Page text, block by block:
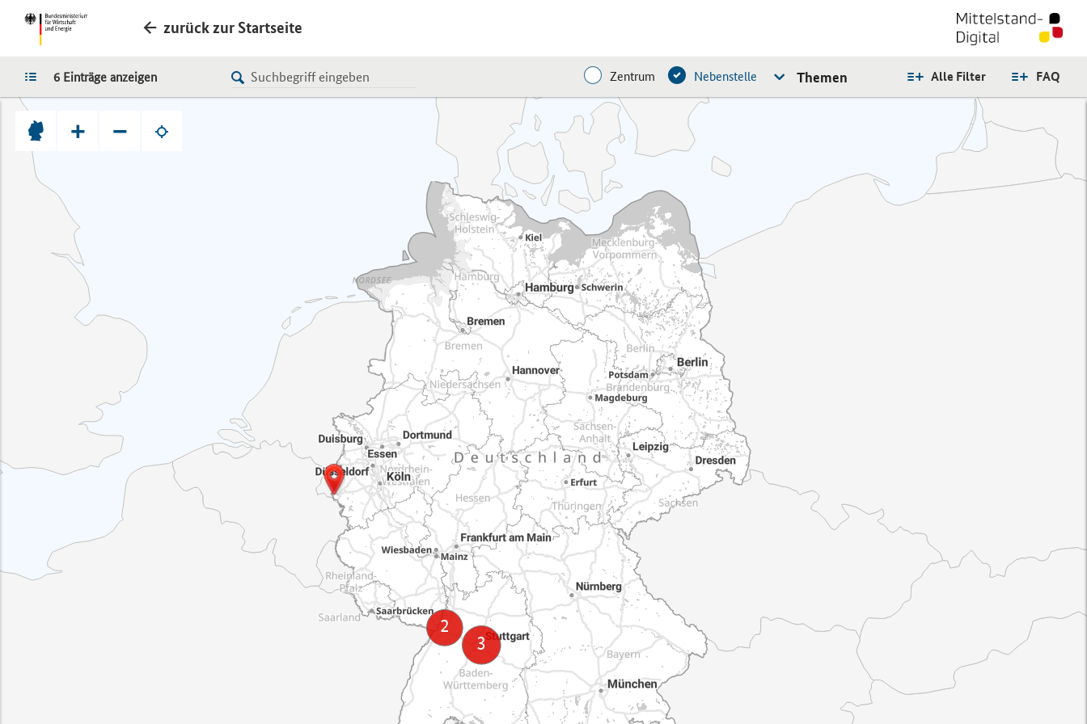
zurück zur Startseite
LISTE FAQ
Alle Filter
Zentrum Nebenstelle Themen
6 Einträge anzeigen
+ −